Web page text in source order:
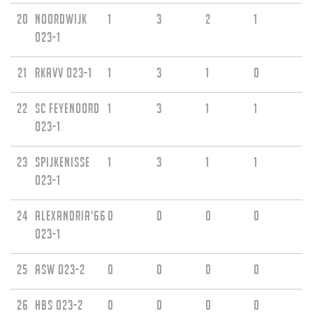
20 Noordwijk
O23-1
1 3 2 1
21 RKAVV O23-1 1 3 1 0
22 SC Feyenoord
O23-1
1 3 1 1
23 Spijkenisse
O23-1
1 3 1 1
24 Alexandria'66
O23-1
0 0 0 0
25 ASW O23-2 0 0 0 0
26 HBS O23-2 0 0 0 0